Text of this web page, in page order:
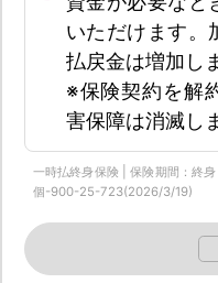
いただけます。
払戻金は増加し
※保険契約を解
害保障は消滅し
一時払終身保険 | 保険期間：終
個-900-25-723(2026/3/19)